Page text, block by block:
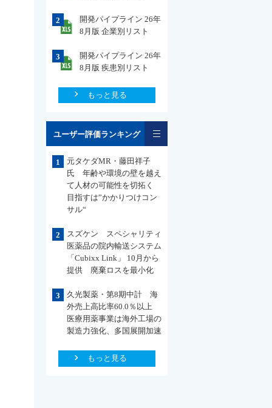
2
開発パイプライン 26年
8月版 企業別リスト
3
開発パイプライン 26年
8月版 疾患別リスト
もっと見る
ユーザー評価ランキング
1
元タケダMR・藤田祥子
氏 年齢や環境の壁を越え
て人材の可能性を切拓く
目指すは”かかりつけコン
サル“
2
スズケン スペシャリティ
医薬品の院内輸送システム
「Cubixx Link」 10月から
提供 廃棄ロスを最小化
3
久光製薬・第8期中計 海
外売上高比率60.0％以上
医療用薬事業は海外工場の
製造力強化、多国展開加速
もっと見る